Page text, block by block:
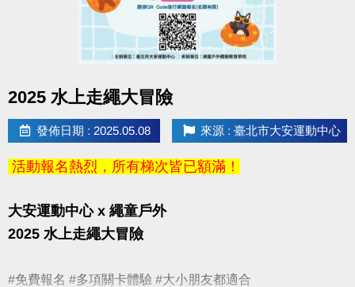
2025 水上走繩大冒險
發佈日期 : 2025.05.08 來源 : 臺北市大安運動中心
活動報名熱烈，所有梯次皆已額滿！
大安運動中心 x 繩童戶外
2025 水上走繩大冒險
#免費報名 #多項關卡體驗 #大小朋友都適合